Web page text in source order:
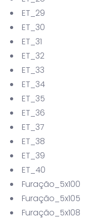
ET_29
ET_30
ET_31
ET_32
ET_33
ET_34
ET_35
ET_36
ET_37
ET_38
ET_39
ET_40
Furação_5x100
Furação_5x105
Furação_5x108